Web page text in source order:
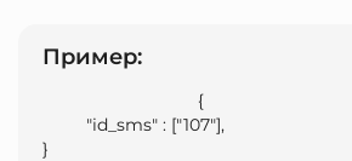
Пример:
                                {
         "id_sms" : ["107"],
}